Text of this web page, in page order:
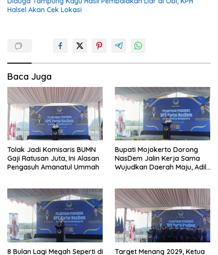
Halsel Akan Cek Lokasi
Baca Juga
Tolak Jadi Komisaris BUMN
Gaji Ratusan Juta, Ini Alasan
Pengasuh Amanatul Ummah
Bupati Mojokerto Dorong
NasDem Jalin Kerja Sama
Wujudkan Daerah Maju, Adil,
8 Bulan Lagi Megah Seperti di
Target Menang 2029, Ketua